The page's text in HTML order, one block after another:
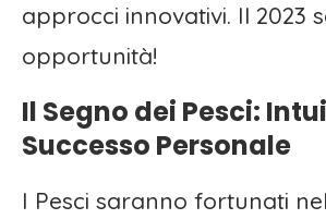
approcci innovativi. Il 2023
opportunità!
Il Segno dei Pesci:
Successo Personale
I Pesci saranno fortunati